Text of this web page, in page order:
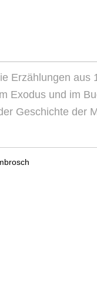
Erzählungen aus
Exodus und im
Geschichte der